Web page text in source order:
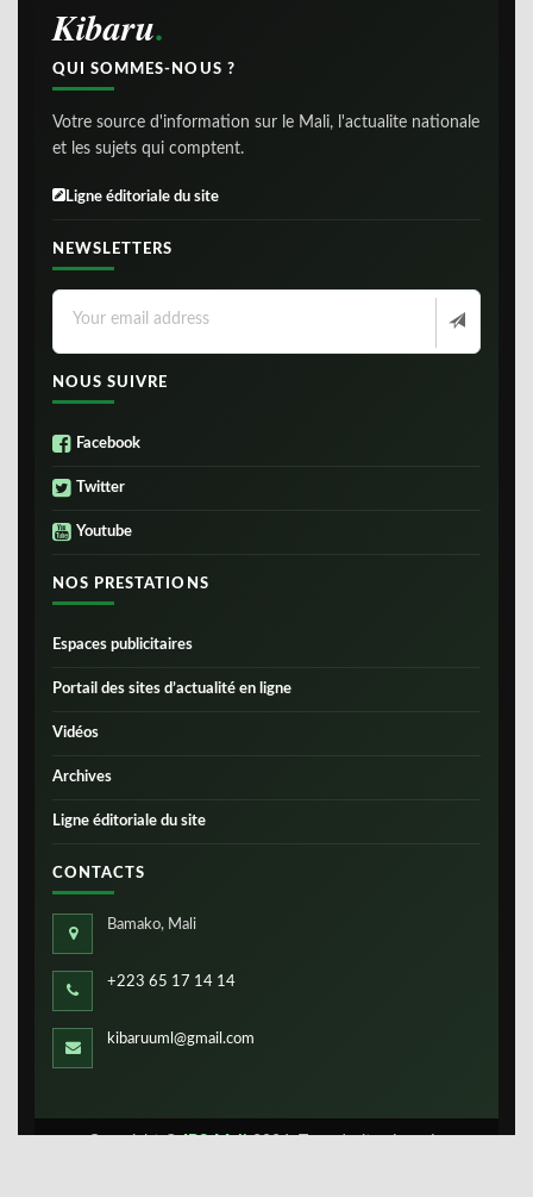
Kibaru
QUI SOMMES-NOUS ?
Votre source d'information sur le Mali, l'actualite nationale
et les sujets qui comptent.
Ligne éditoriale du site
NEWSLETTERS
NOUS SUIVRE
Facebook
Twitter
Youtube
NOS PRESTATIONS
Espaces publicitaires
Portail des sites d’actualité en ligne
Vidéos
Archives
Ligne éditoriale du site
CONTACTS
Bamako, Mali
+223 65 17 14 14
kibaruuml@gmail.com